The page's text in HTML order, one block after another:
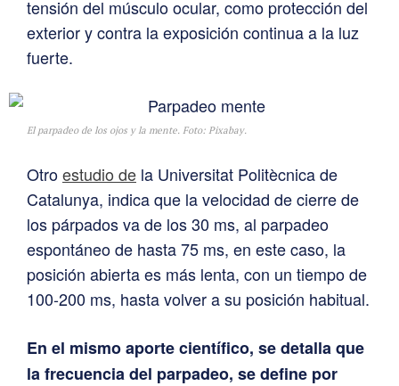
tensión del músculo ocular, como protección del
exterior y contra la exposición continua a la luz
fuerte.
El parpadeo de los ojos y la mente. Foto: Pixabay.
Otroestudio de la Universitat Politècnica de
Catalunya, indica que la velocidad de cierre de
los párpados va de los 30 ms, al parpadeo
espontáneo de hasta 75 ms, en este caso, la
posición abierta es más lenta, con un tiempo de
100-200 ms, hasta volver a su posición habitual.
En el mismo aporte científico, se detalla que
la frecuencia del parpadeo, se define por